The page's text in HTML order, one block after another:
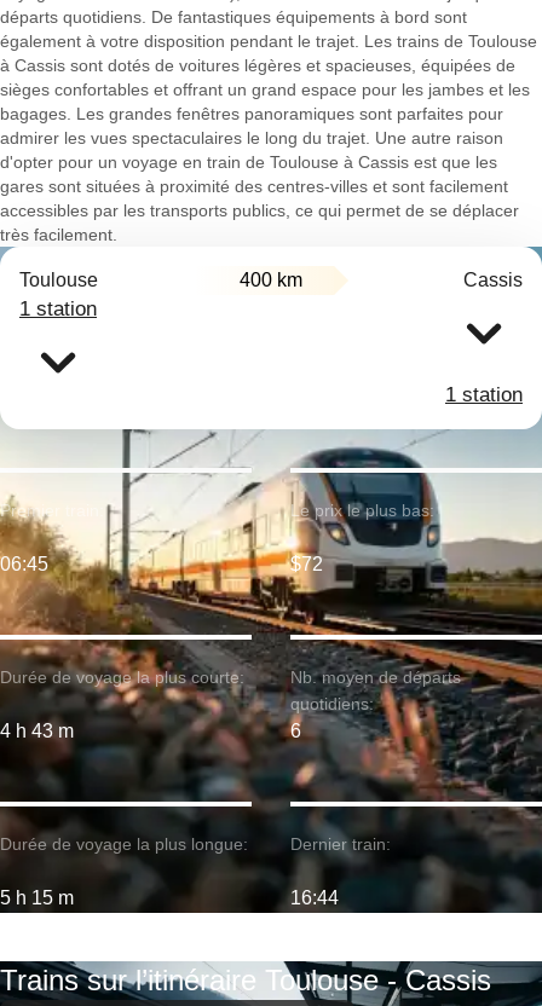
départs quotidiens. De fantastiques équipements à bord sont
également à votre disposition pendant le trajet. Les trains de Toulouse
à Cassis sont dotés de voitures légères et spacieuses, équipées de
sièges confortables et offrant un grand espace pour les jambes et les
bagages. Les grandes fenêtres panoramiques sont parfaites pour
admirer les vues spectaculaires le long du trajet. Une autre raison
d'opter pour un voyage en train de Toulouse à Cassis est que les
gares sont situées à proximité des centres-villes et sont facilement
accessibles par les transports publics, ce qui permet de se déplacer
très facilement.
Toulouse 400 km Cassis
1 station
1 station
Durée de voyage la plus courte:
4 h 43 m
Premier train:
06:45
Durée de voyage la plus longue:
5 h 15 m
Le prix le plus bas:
$72
Nb. moyen de départs
quotidiens:
6
Dernier train:
16:44
Trains sur l’itinéraire Toulouse - Cassis